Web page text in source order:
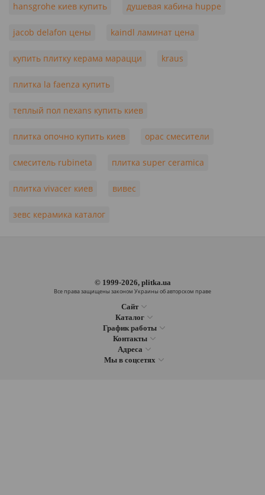
hansgrohe киев купить душевая кабина huppe
jacob delafon цены kaindl ламинат цена
купить плитку керама марацци kraus
плитка la faenza купить
теплый пол nexans купить киев
плитка опочно купить киев орас смесители
смеситель rubineta плитка super ceramica
плитка vivacer киев вивес
зевс керамика каталог
© 1999-2026, plitka.ua
Все права защищены законом Украины об авторском праве
Сайт
Каталог
График работы
Контакты
Адреса
Мы в соцсетях